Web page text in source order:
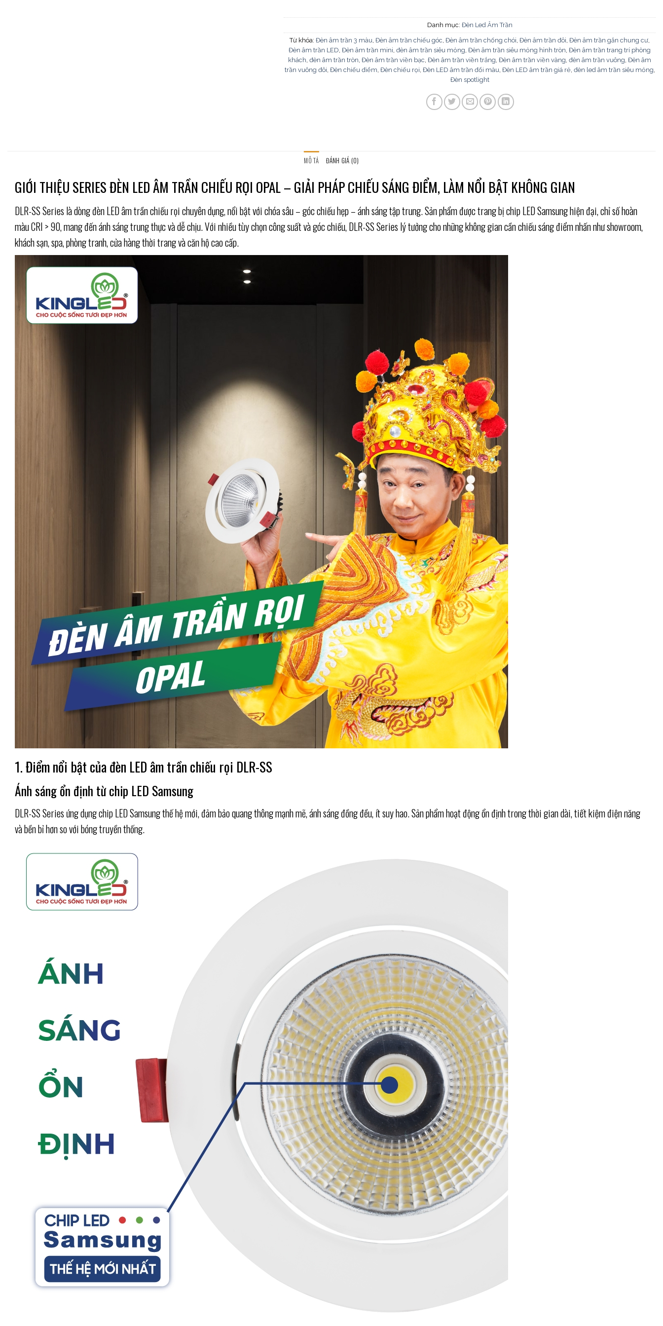
Danh mục: Đèn Led Âm Trần
Từ khóa: Đèn âm trần 3 màu, Đèn âm trần chiếu góc, Đèn âm trần chống chói, Đèn âm trần đôi, Đèn âm trần gắn chung cư,
Đèn âm trần LED, Đèn âm trần mini, đèn âm trần siêu mỏng, Đèn âm trần siêu mỏng hình tròn, Đèn âm trần trang trí phòng
khách, đèn âm trần tròn, Đèn âm trần viền bạc, Đèn âm trần viền trắng, Đèn âm trần viền vàng, đèn âm trần vuông, Đèn âm
trần vuông đôi, Đèn chiếu điểm, Đèn chiếu rọi, Đèn LED âm trần đổi màu, Đèn LED âm trần giá rẻ, đèn led âm trần siêu mỏng,
Đèn spotlight
MÔ TẢ ĐÁNH GIÁ (0)
GIỚI THIỆU SERIES ĐÈN LED ÂM TRẦN CHIẾU RỌI OPAL – GIẢI PHÁP CHIẾU SÁNG ĐIỂM, LÀM NỔI BẬT KHÔNG GIAN
DLR-SS Series là dòng đèn LED âm trần chiếu rọi chuyên dụng, nổi bật với chóa sâu – góc chiếu hẹp – ánh sáng tập trung. Sản phẩm được trang bị chip LED Samsung hiện đại, chỉ số hoàn
màu CRI > 90, mang đến ánh sáng trung thực và dễ chịu. Với nhiều tùy chọn công suất và góc chiếu, DLR-SS Series lý tưởng cho những không gian cần chiếu sáng điểm nhấn như showroom,
khách sạn, spa, phòng tranh, cửa hàng thời trang và căn hộ cao cấp.
1. Điểm nổi bật của đèn LED âm trần chiếu rọi DLR-SS
Ánh sáng ổn định từ chip LED Samsung
DLR-SS Series ứng dụng chip LED Samsung thế hệ mới, đảm bảo quang thông mạnh mẽ, ánh sáng đồng đều, ít suy hao. Sản phẩm hoạt động ổn định trong thời gian dài, tiết kiệm điện năng
và bền bỉ hơn so với bóng truyền thống.